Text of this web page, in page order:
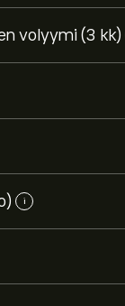
volyymi (3 kk)
i